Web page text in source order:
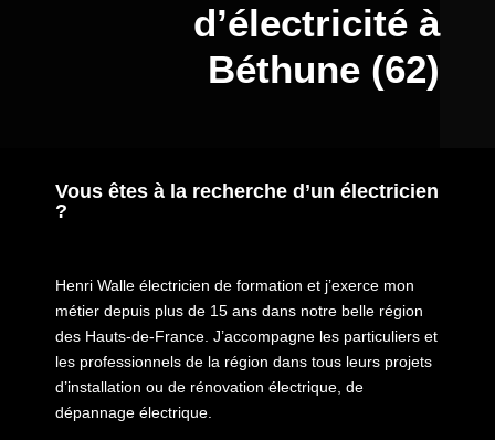
d’électricité à
Béthune (62)
Vous êtes à la recherche d’un électricien
?
Henri Walle électricien de formation et j’exerce mon
métier depuis plus de 15 ans dans notre belle région
des Hauts-de-France. J’accompagne les particuliers et
les professionnels de la région dans tous leurs projets
d’installation ou de rénovation électrique, de
dépannage électrique.